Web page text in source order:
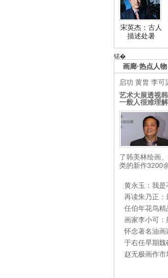
宋英杰：古人
描述处暑
锘�
画廊·热点人物
启功 黄胄 李可
艺术大展透视
一般人很难理
了韩美林绘画
类的新作3200
黄永玉：我是
再读朱乃正：
任伯年花鸟
画家李小可：
怀念著名油画
于右任早期魏
赵无极画作